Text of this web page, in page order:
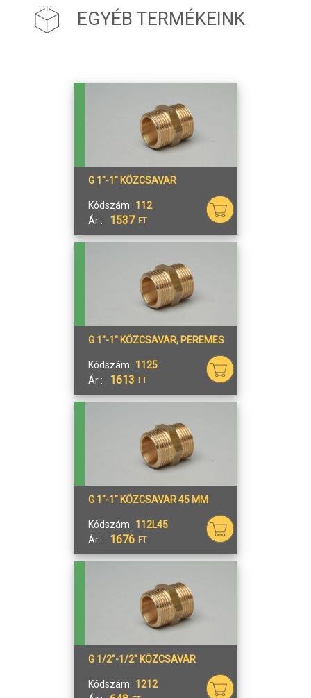
EGYÉB TERMÉKEINK
G 1"-1" KÖZCSAVAR
Kódszám: 112
Ár :
1537 FT
G 1"-1" KÖZCSAVAR, PEREMES
Kódszám: 1125
Ár :
1613 FT
G 1"-1" KÖZCSAVAR 45 MM
Kódszám: 112L45
Ár :
1676 FT
G 1/2"-1/2" KÖZCSAVAR
Kódszám: 1212